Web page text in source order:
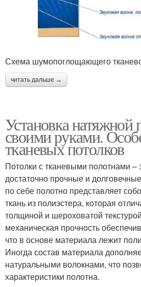
Схема шумопоглощающего
читать дальше →
Установка натяжной
своими руками.
тканевых потолков
Потолки с тканевыми полотнами –
достаточно прочные и
по себе полотно представляет
ткань из полиэстера, которая
толщиной и шероховатой
механическая прочность
что в основе материала лежит
Иногда состав материала
натуральными волокнами, что
характеристики полотна.